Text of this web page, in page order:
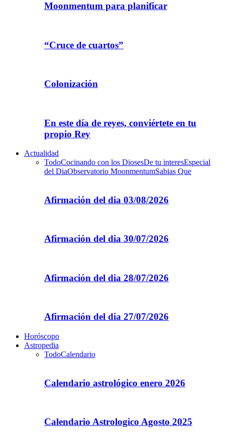
Moonmentum para planificar
“Cruce de cuartos”
Colonización
En este día de reyes, conviértete en tu
propio Rey
Actualidad
TodoCocinando con los DiosesDe tu interesEspecial
del DiaObservatorio MoonmentumSabias Que
Afirmación del dia 03/08/2026
Afirmación del dia 30/07/2026
Afirmación del dia 28/07/2026
Afirmación del dia 27/07/2026
Horóscopo
Astropedia
TodoCalendario
Calendario astrológico enero 2026
Calendario Astrologico Agosto 2025